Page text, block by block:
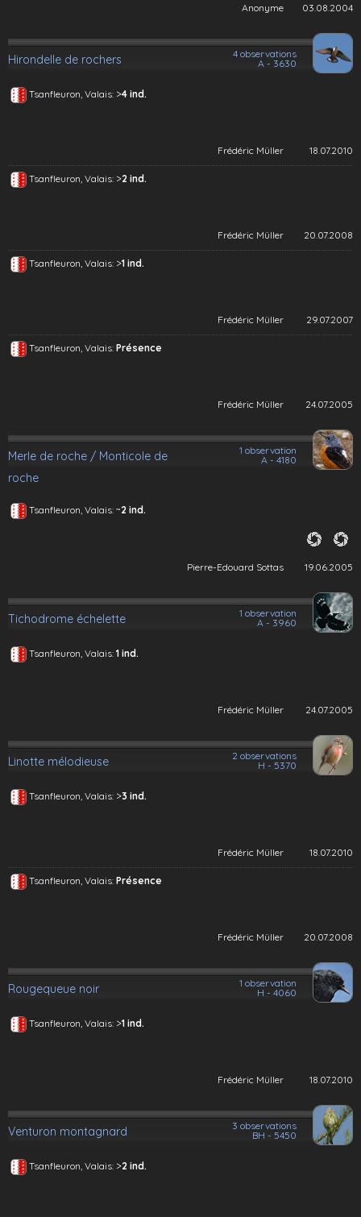
Anonyme 03.08.2004
Hirondelle de rochers
4 observations
A - 3630
Tsanfleuron, Valais: >4 ind.
Frédéric Müller 18.07.2010
Tsanfleuron, Valais: >2 ind.
Frédéric Müller 20.07.2008
Tsanfleuron, Valais: >1 ind.
Frédéric Müller 29.07.2007
Tsanfleuron, Valais: Présence
Frédéric Müller 24.07.2005
Merle de roche / Monticole de
roche
1 observation
A - 4180
Tsanfleuron, Valais: ~2 ind.
Pierre-Edouard Sottas 19.06.2005
Tichodrome échelette
1 observation
A - 3960
Tsanfleuron, Valais: 1 ind.
Frédéric Müller 24.07.2005
Linotte mélodieuse
2 observations
H - 5370
Tsanfleuron, Valais: >3 ind.
Frédéric Müller 18.07.2010
Tsanfleuron, Valais: Présence
Frédéric Müller 20.07.2008
Rougequeue noir
1 observation
H - 4060
Tsanfleuron, Valais: >1 ind.
Frédéric Müller 18.07.2010
Venturon montagnard
3 observations
BH - 5450
Tsanfleuron, Valais: >2 ind.